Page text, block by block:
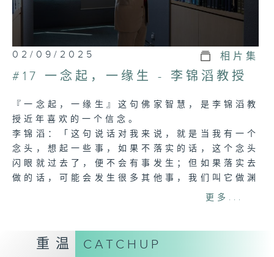
0
seconds
of
24
6
seconds
02/09/2025 相片集
#17 一念起，一缘生 - 李锦滔教授
『一念起，一缘生』这句佛家智慧，是李锦滔教
授近年喜欢的一个信念。
李锦滔：「这句说话对我来说，就是当我有一个
念头，想起一些事，如果不落实的话，这个念头
闪眼就过去了，便不会有事发生；但如果落实去
做的话，可能会发生很多其他事，我们叫它做渊
临床工作，也积极参与教学以及研究工作，还担
任多项公职。李教授无论在医学工作抑或个人生
更多...
重温 CATCHUP